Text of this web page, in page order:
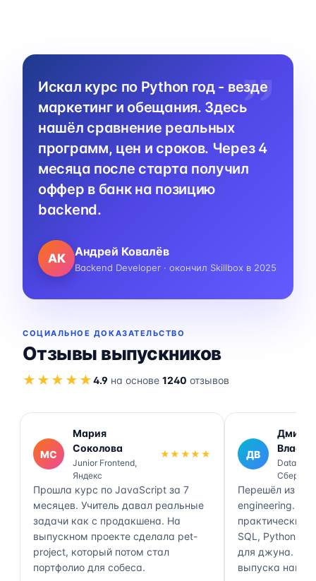
Искал курс по Python год - везде
маркетинг и обещания. Здесь
нашёл сравнение реальных
программ, цен и сроков. Через 4
месяца после старта получил
оффер в банк на позицию
backend.
АК Андрей Ковалёв
Backend Developer · окончил Skillbox в 2025
СОЦИАЛЬНОЕ ДОКАЗАТЕЛЬСТВО
Отзывы выпускников
★★★★★4.9 на основе 1240 отзывов
МС
Мария
Соколова
Junior Frontend,
Яндекс
★★★★★
Прошла курс по JavaScript за 7
месяцев. Учитель давал реальные
задачи как с продакшена. На
выпускном проекте сделала pet-
project, который потом стал
портфолио для собеса.
ДВ
Власов
Data
Сбер
Перешёл из
engineering.
практически
SQL, Python,
для джуна.
выпуска нашёл